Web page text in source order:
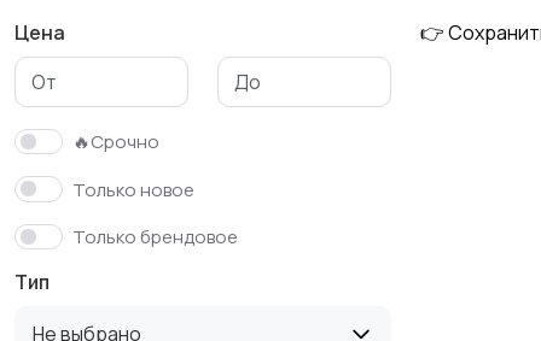
Цена
🔥Срочно
Только новое
Только брендовое
Тип
Не выбрано
👉